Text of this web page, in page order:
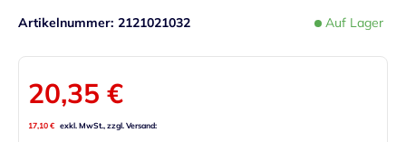
Auf Lager
Artikelnummer 2121021032
20,35 €
17,10 €